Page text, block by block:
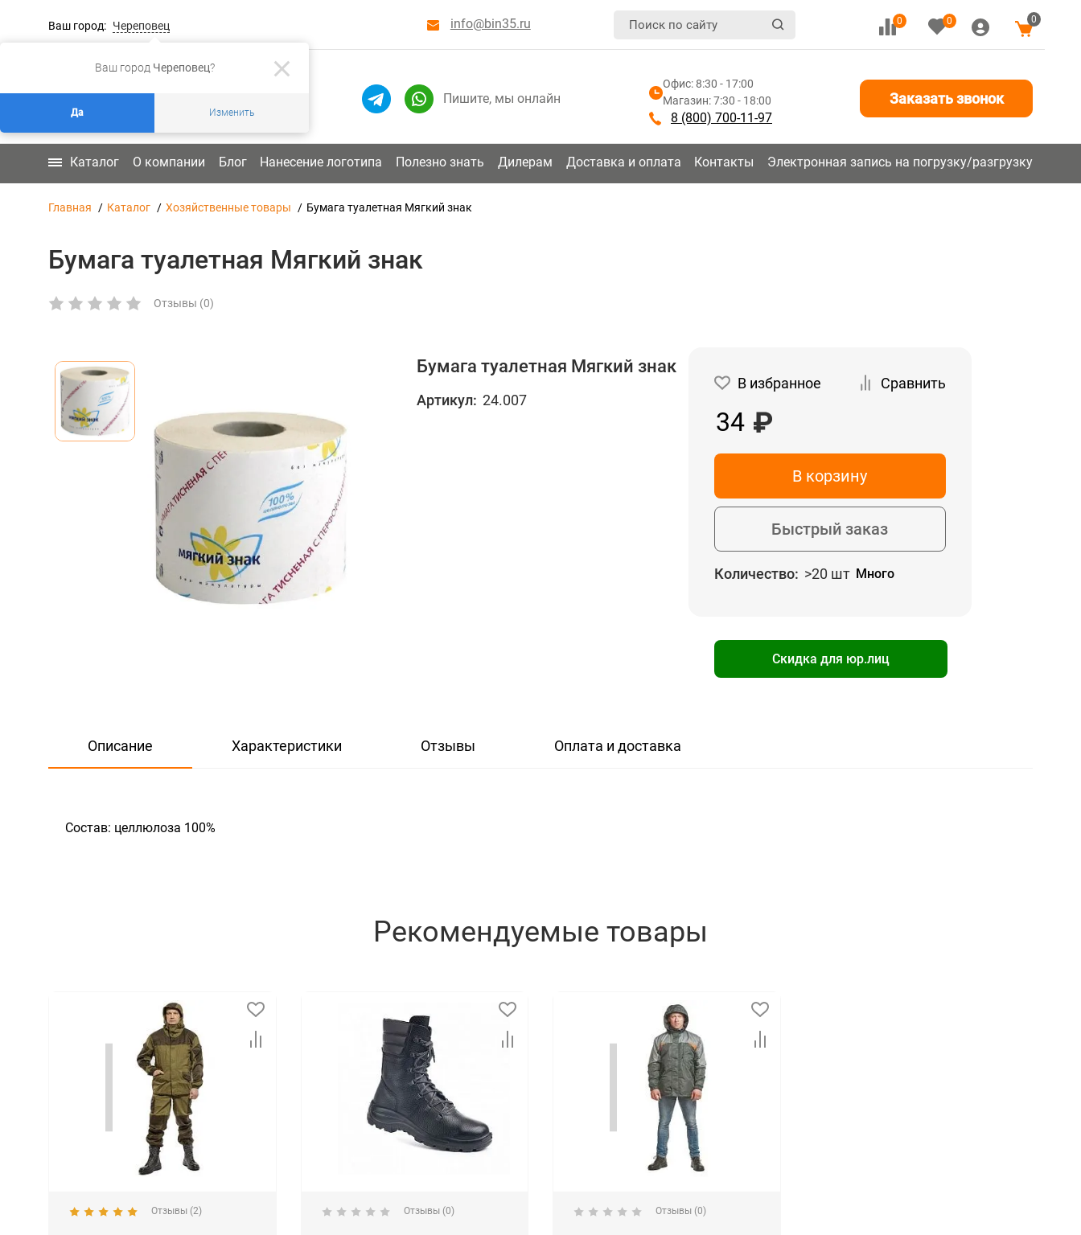
Ваш город Череповец?
Да Изменить
Ваш город: Череповец info@bin35.ru 0 0 0
Пишите, мы онлайн
Офис: 8:30 - 17:00
Магазин: 7:30 - 18:00
8 (800) 700-11-97
Заказать звонок
Каталог О компании Блог Нанесение логотипа Полезно знать Дилерам Доставка и оплата Контакты Электронная запись на погрузку/разгрузку
Главная Каталог Хозяйственные товары Бумага туалетная Мягкий знак
Бумага туалетная Мягкий знак
Отзывы (0)
Бумага туалетная Мягкий знак
Артикул: 24.007
В избранное Сравнить
34
В корзину
Быстрый заказ
Количество: >20 шт Много
Скидка для юр.лиц
Описание Характеристики Отзывы Оплата и доставка
Состав: целлюлоза 100%
Рекомендуемые товары
Отзывы (2) Отзывы (0) Отзывы (0)